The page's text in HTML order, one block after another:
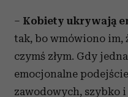
– Kobiety ukrywają
tak, bo wmówiono im,
czymś złym. Gdy
emocjonalne
zawodowych, szybko